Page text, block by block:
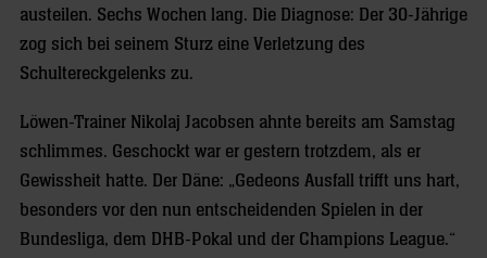
austeilen. Sechs Wochen lang. Die Diagnose: Der 30-Jährige
zog sich bei seinem Sturz eine Verletzung des
Schultereckgelenks zu.
Löwen-Trainer Nikolaj Jacobsen ahnte bereits am Samstag
schlimmes. Geschockt war er gestern trotzdem, als er
Gewissheit hatte. Der Däne: „Gedeons Ausfall trifft uns hart,
besonders vor den nun entscheidenden Spielen in der
Bundesliga, dem DHB-Pokal und der Champions League.“